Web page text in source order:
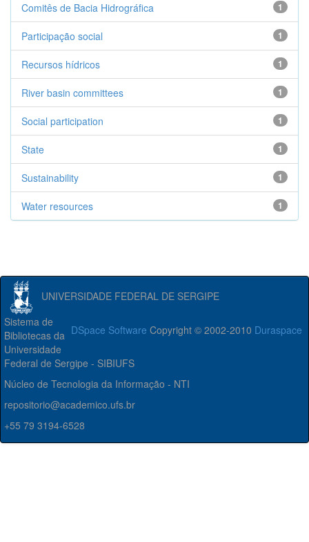
1
Comitês de Bacia Hidrográfica
1
Participação social
1
Recursos hídricos
1
River basin committees
1
Social participation
1
State
1
Sustainability
1
Water resources
UNIVERSIDADE FEDERAL DE SERGIPE
DSpace Software Copyright © 2002-2010 Duraspace
Sistema de
Bibliotecas da
Universidade
Federal de Sergipe - SIBIUFS
Núcleo de Tecnologia da Informação - NTI
repositorio@academico.ufs.br
+55 79 3194-6528